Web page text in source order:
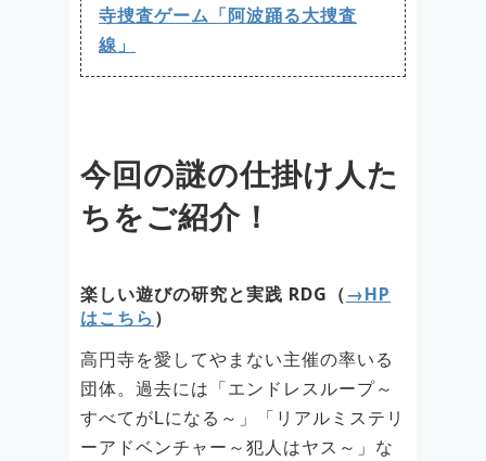
寺捜査ゲーム「阿波踊る大捜査
線」
今回の謎の仕掛け人た
ちをご紹介！
楽しい遊びの研究と実践 RDG（→HP
はこちら ）
高円寺を愛してやまない主催の率いる
団体。過去には「エンドレスループ～
すべてがLになる～」「リアルミステリ
ーアドベンチャー～犯人はヤス～」な